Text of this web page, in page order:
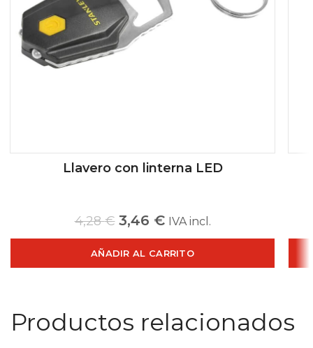
Llavero con linterna LED
4,28€ 3,46 € IVA incl.
AÑADIR AL CARRITO
Productos relacionados